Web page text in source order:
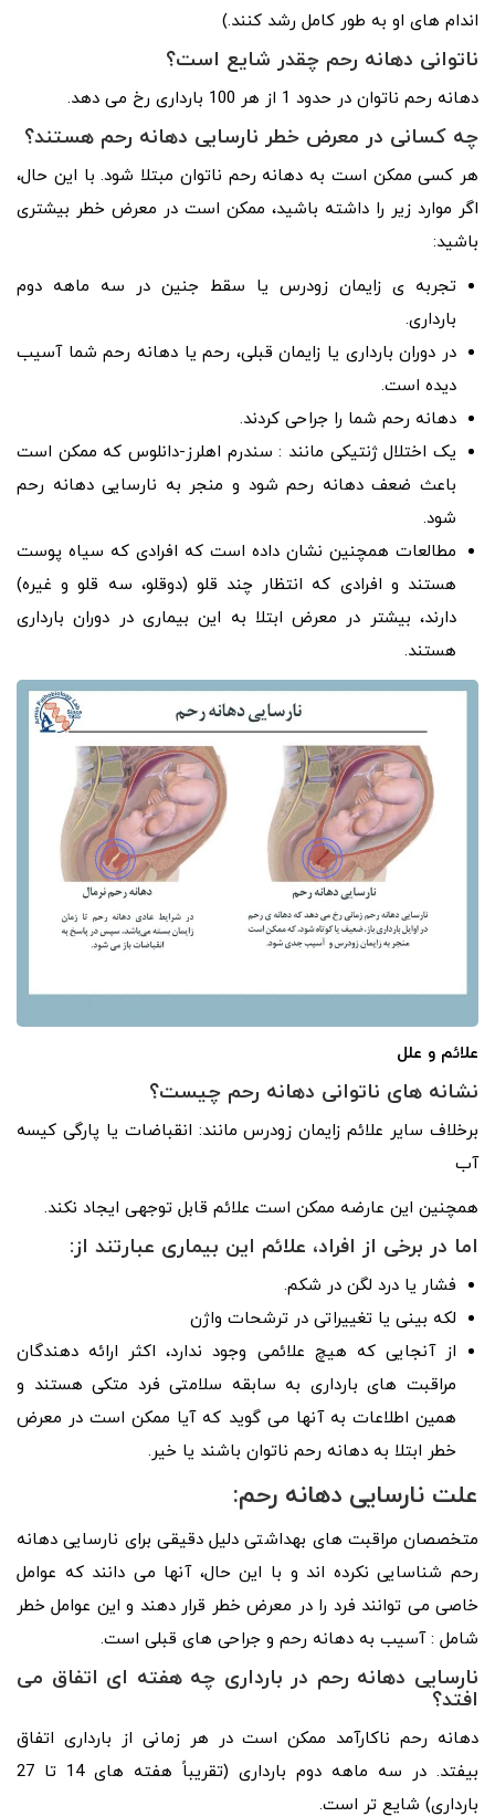
اندام های او به طور کامل رشد کنند.)
ناتوانی دهانه رحم چقدر شایع است؟
دهانه رحم ناتوان در حدود 1 از هر 100 بارداری رخ می دهد.
چه کسانی در معرض خطر نارسایی دهانه رحم هستند؟
هر کسی ممکن است به دهانه رحم ناتوان مبتلا شود. با این حال،
اگر موارد زیر را داشته باشید، ممکن است در معرض خطر بیشتری
باشید:
تجربه ی زایمان زودرس یا سقط جنین در سه ماهه دوم
بارداری.
در دوران بارداری یا زایمان قبلی، رحم یا دهانه رحم شما آسیب
دیده است.
دهانه رحم شما را جراحی کردند.
یک اختلال ژنتیکی مانند : سندرم اهلرز-دانلوس که ممکن است
باعث ضعف دهانه رحم شود و منجر به نارسایی دهانه رحم
شود.
مطالعات همچنین نشان داده است که افرادی که سیاه پوست
هستند و افرادی که انتظار چند قلو (دوقلو، سه قلو و غیره)
دارند، بیشتر در معرض ابتلا به این بیماری در دوران بارداری
هستند.
علائم و علل
نشانه های ناتوانی دهانه رحم چیست؟
برخلاف سایر علائم زایمان زودرس مانند: انقباضات یا پارگی کیسه
آب
همچنین این عارضه ممکن است علائم قابل توجهی ایجاد نکند.
اما در برخی از افراد، علائم این بیماری عبارتند از:
فشار یا درد لگن در شکم.
لکه بینی یا تغییراتی در ترشحات واژن
از آنجایی که هیچ علائمی وجود ندارد، اکثر ارائه دهندگان
مراقبت های بارداری به سابقه سلامتی فرد متکی هستند و
همین اطلاعات به آنها می گوید که آیا ممکن است در معرض
خطر ابتلا به دهانه رحم ناتوان باشند یا خیر.
علت نارسایی دهانه رحم:
متخصصان مراقبت های بهداشتی دلیل دقیقی برای نارسایی دهانه
رحم شناسایی نکرده اند و با این حال، آنها می دانند که عوامل
خاصی می توانند فرد را در معرض خطر قرار دهند و این عوامل خطر
شامل : آسیب به دهانه رحم و جراحی های قبلی است.
نارسایی دهانه رحم در بارداری چه هفته ای اتفاق می
افتد؟
دهانه رحم ناکارآمد ممکن است در هر زمانی از بارداری اتفاق
بیفتد. در سه ماهه دوم بارداری (تقریباً هفته های 14 تا 27
بارداری) شایع تر است.